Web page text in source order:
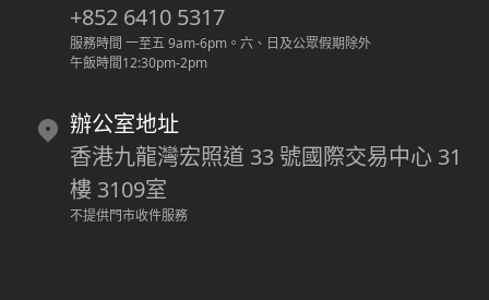
+852 6410 5317
服務時間 一至五 9am-6pm 。 六、日及公眾假期除外
午飯時間12:30pm-2pm
辦公室地址
香港九龍灣宏照道 33 號國際交易中心 31
樓 3109室
不提供門市收件服務